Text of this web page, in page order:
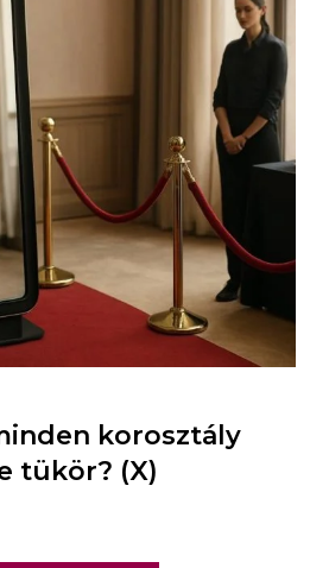
korosztály
tükör? (X)